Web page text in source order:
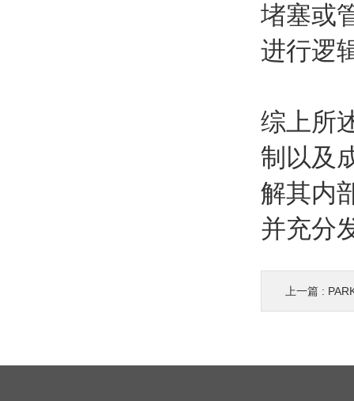
堵塞或
进行逻
综上所
制以及
解其内
并充分
上一篇 :